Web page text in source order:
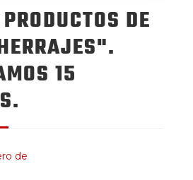
DE
15
de